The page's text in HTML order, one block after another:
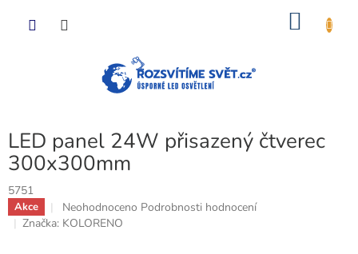
LED panel 24W přisazený čtverec
300x300mm
5751
Akce
Průměrné
hodnocení
Neohodnoceno Podrobnosti hodnocení
Značka: KOLORENO